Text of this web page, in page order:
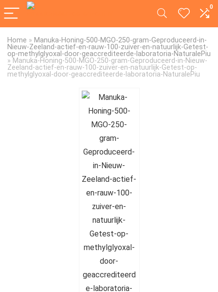
0
Home » Manuka-Honing-500-MGO-250-gram-Geproduceerd-in-
Nieuw-Zeeland-actief-en-rauw-100-zuiver-en-natuurlijk-Getest-
op-methylglyoxal-door-geaccrediteerde-laboratoria-NaturalePiu
» Manuka-Honing-500-MGO-250-gram-Geproduceerd-in-Nieuw-
Zeeland-actief-en-rauw-100-zuiver-en-natuurlijk-Getest-op-
methylglyoxal-door-geaccrediteerde-laboratoria-NaturalePiu